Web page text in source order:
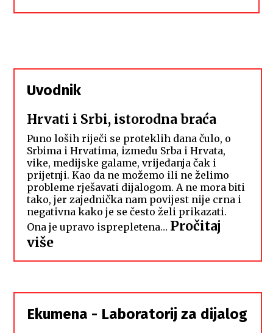
Uvodnik
Hrvati i Srbi, istorodna braća
Puno loših riječi se proteklih dana čulo, o
Srbima i Hrvatima, između Srba i Hrvata,
vike, medijske galame, vrijeđanja čak i
prijetnji. Kao da ne možemo ili ne želimo
probleme rješavati dijalogom. A ne mora biti
tako, jer zajednička nam povijest nije crna i
negativna kako je se često želi prikazati.
Ona je upravo isprepletena… Pročitaj
više:
Hrvati
Srbi,
istorodna
braća
Ekumena - Laboratorij za dijalog